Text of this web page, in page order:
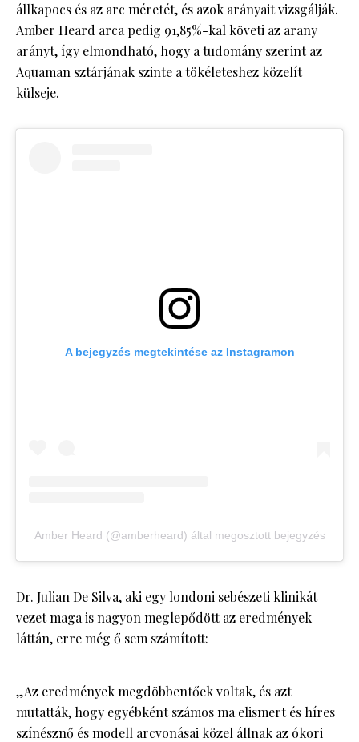
állkapocs és az arc méretét, és azok arányait vizsgálják.
Amber Heard arca pedig 91,85%-kal követi az arany
arányt, így elmondható, hogy a tudomány szerint az
Aquaman sztárjának szinte a tökéleteshez közelít
külseje.
A bejegyzés megtekintése az Instagramon
Amber Heard (@amberheard) által megosztott bejegyzés
Dr. Julian De Silva, aki egy londoni sebészeti klinikát
vezet maga is nagyon meglepődött az eredmények
láttán, erre még ő sem számított:
„Az eredmények megdöbbentőek voltak, és azt
mutatták, hogy egyébként számos ma elismert és híres
színésznő és modell arcvonásai közel állnak az ókori